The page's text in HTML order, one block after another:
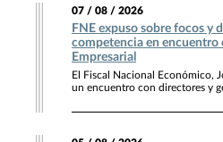
07 / 08 / 2026
FNE expuso sobre focos y
competencia en encuentro
Empresarial
El Fiscal Nacional Económico,
un encuentro con directores y